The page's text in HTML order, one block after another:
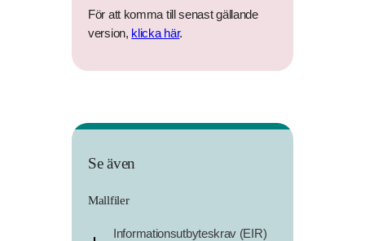
För att komma till senast gällande
version, klicka här.
Se även
Mallfiler
Informationsutbyteskrav (EIR)